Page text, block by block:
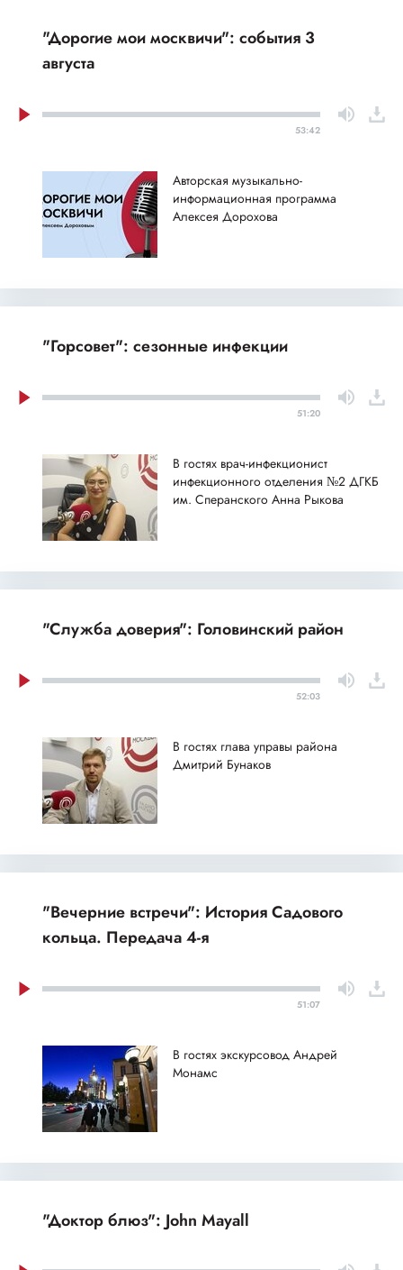
"Дорогие мои москвичи": события 3
августа
53:42
Авторская музыкально-
информационная программа
Алексея Дорохова
"Горсовет": сезонные инфекции
51:20
В гостях врач-инфекционист
инфекционного отделения №2 ДГКБ
им. Сперанского Анна Рыкова
"Служба доверия": Головинский район
52:03
В гостях глава управы района
Дмитрий Бунаков
"Вечерние встречи": История Садового
кольца. Передача 4-я
51:07
В гостях экскурсовод Андрей
Монамс
"Доктор блюз": John Mayall